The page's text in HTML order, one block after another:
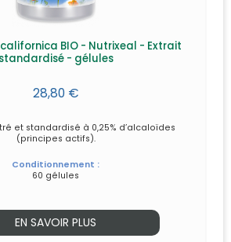
BIO - Nutrixeal - Extrait
standardisé - gélules
28,80 €
et standardisé à 0,25% d’alcaloïdes
(principes actifs).
Conditionnement :
60 gélules
EN SAVOIR PLUS